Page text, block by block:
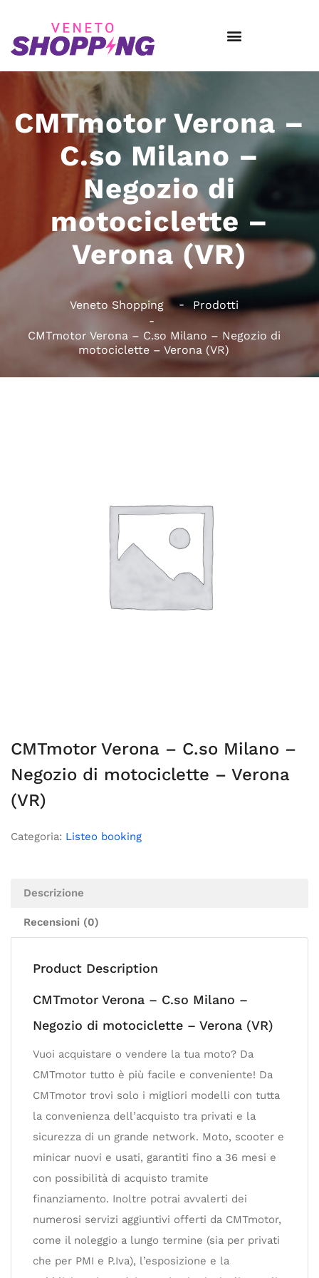
CMTmotor Verona –
C.so Milano –
Negozio di
motociclette –
Verona (VR)
Veneto Shopping Prodotti
CMTmotor Verona – C.so Milano – Negozio di
motociclette – Verona (VR)
CMTmotor Verona – C.so Milano –
Negozio di motociclette – Verona
(VR)
Categoria: Listeo booking
Descrizione
Recensioni (0)
Product Description
CMTmotor Verona – C.so Milano –
Negozio di motociclette – Verona (VR)
Vuoi acquistare o vendere la tua moto? Da
CMTmotor tutto è più facile e conveniente! Da
CMTmotor trovi solo i migliori modelli con tutta
la convenienza dell’acquisto tra privati e la
sicurezza di un grande network. Moto, scooter e
minicar nuovi e usati, garantiti fino a 36 mesi e
con possibilità di acquisto tramite
finanziamento. Inoltre potrai avvalerti dei
numerosi servizi aggiuntivi offerti da CMTmotor,
come il noleggio a lungo termine (sia per privati
che per PMI e P.Iva), l’esposizione e la